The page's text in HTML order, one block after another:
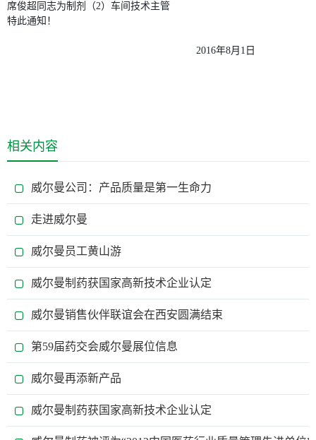
席俊超同志为制剂（2）车间技术主管
特此通知！
2016年8月1日
相关内容
威尔曼公司：产品质量是第一生命力
走进威尔曼
威尔曼员工黄山游
威尔曼制药获国家高新技术企业认定
威尔曼销售伙伴联谊会在西安圆满结束
第59届药交会威尔曼展位信息
威尔曼再添新产品
威尔曼制药获国家高新技术企业认定